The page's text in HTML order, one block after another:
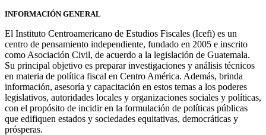
INFORMACIÓN GENERAL
El Instituto Centroamericano de Estudios Fiscales (Icefi) es un
centro de pensamiento independiente, fundado en 2005 e inscrito
como Asociación Civil, de acuerdo a la legislación de Guatemala.
Su principal objetivo es preparar investigaciones y análisis técnicos
en materia de política fiscal en Centro América. Además, brinda
información, asesoría y capacitación en estos temas a los poderes
legislativos, autoridades locales y organizaciones sociales y políticas,
con el propósito de incidir en la formulación de políticas públicas
que edifiquen estados y sociedades equitativas, democráticas y
prósperas.